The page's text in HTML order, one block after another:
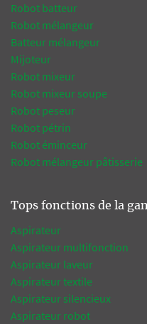
Robot batteur
Robot mélangeur
Batteur mélangeur
Mijoteur
Robot mixeur
Robot mixeur soupe
Robot peseur
Robot pétrin
Robot éminceur
Robot mélangeur pâtisserie
Tops fonctions de la
Aspirateur
Aspirateur multifonction
Aspirateur laveur
Aspirateur textile
Aspirateur silencieux
Aspirateur robot